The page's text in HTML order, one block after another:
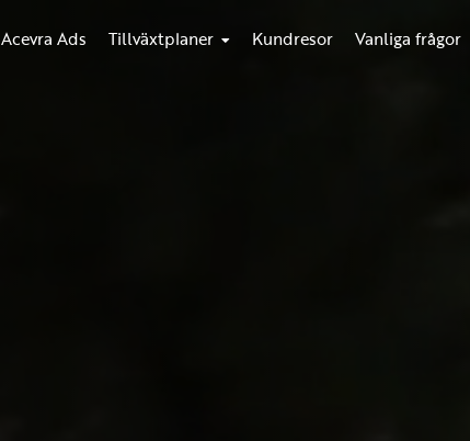
Acevra Ads Tillväxtplaner Kundresor Vanliga frågor